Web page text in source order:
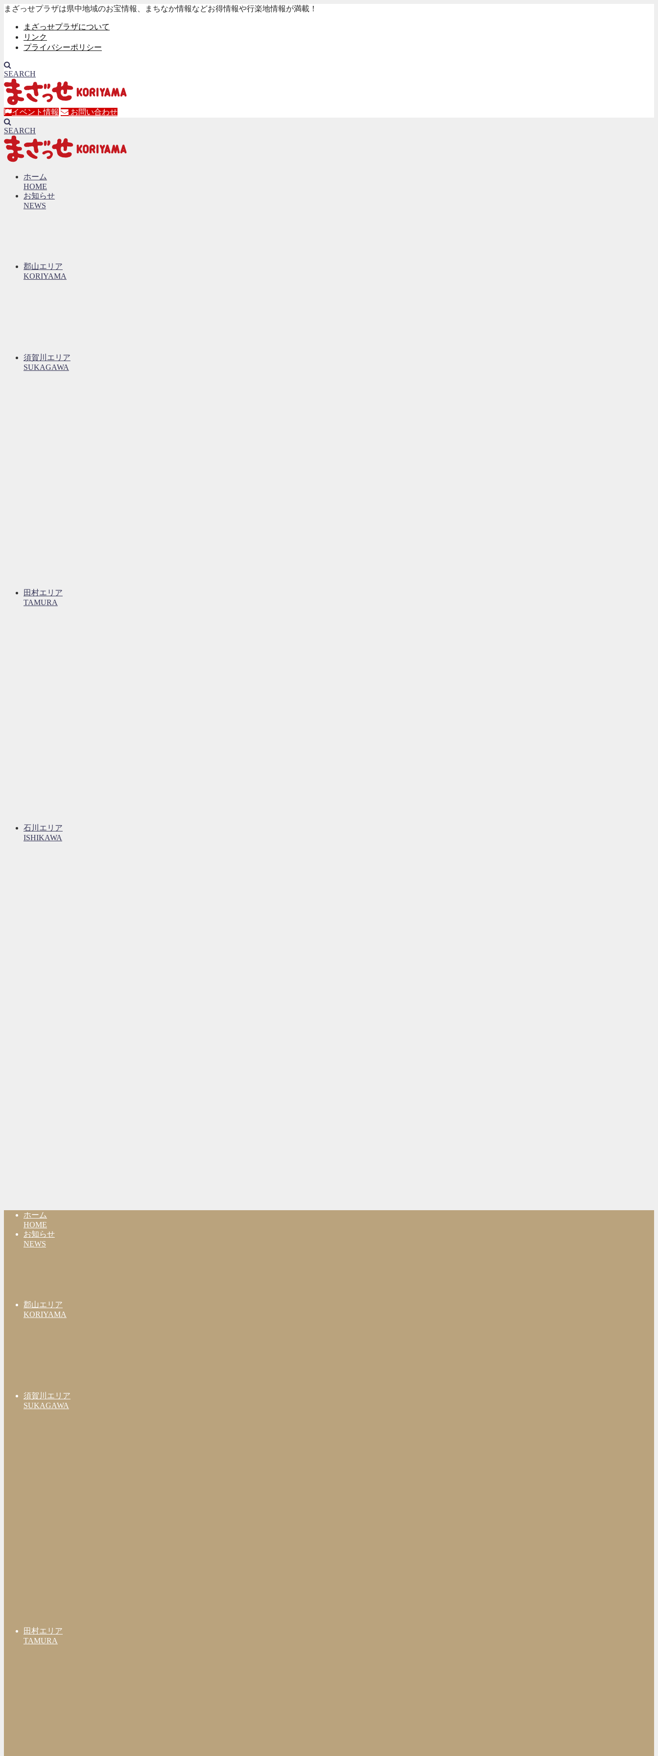
まざっせプラザは県中地域のお宝情報、まちなか情報などお得情報や行楽地情報が満載！
まざっせプラザについて
リンク
プライバシーポリシー
SEARCH
イベント情報 お問い合わせ
SEARCH
ホーム
HOME
お知らせ
NEWS
郡山エリア
KORIYAMA
須賀川エリア
SUKAGAWA
田村エリア
TAMURA
石川エリア
ISHIKAWA
ホーム
HOME
お知らせ
NEWS
郡山エリア
KORIYAMA
須賀川エリア
SUKAGAWA
田村エリア
TAMURA